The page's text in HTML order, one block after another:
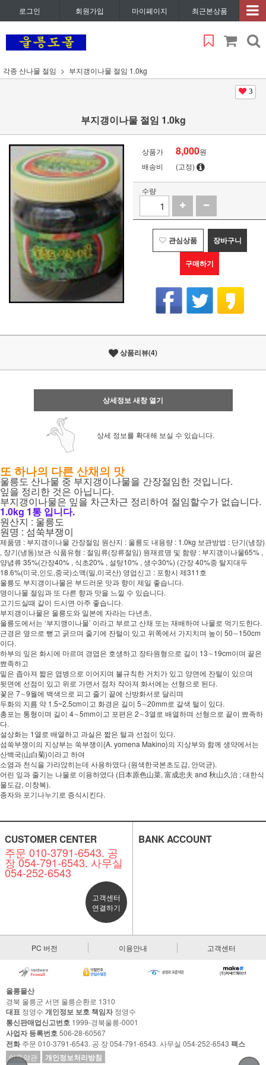
로그인 회원가입 마이페이지 최근본상품
각종 산나물 절임 부지갱이나물 절임 1.0kg
3
부지갱이나물 절임 1.0kg
상품가 8,000원
배송비
(고정)
수량
관심상품 장바구니
구매하기
상품리뷰(4)
상세정보 새창 열기
상세 정보를 확대해 보실 수 있습니다.
또 하나의 다른 산채의 맛
울릉도 산나물 중 부지갱이나물을 간장절임한 것입니다.
잎을 정리한 것은 아닙니다.
부지갱이나물은 잎을 차근차근 정리하여 절임할수가 없습니다.
1.0kg 1통 입니다.
원산지 : 울릉도
원명 : 섬쑥부쟁이
제품명 : 부지갱이나물 간장절임 원산지 : 울릉도 내용량 : 1.0kg 보관방법 : 단기(냉장)
, 장기(냉동)보관 식품유형 : 절임류(장류절임) 원재료명 및 함량 : 부지갱이나물65% ,
양념류 35%(간장40% , 식초20% , 설탕10% , 생수30%) (간장 40%중 탈지대두
18.6%(미국,인도,중국)소맥(밀,미국산) 영업신고 : 포항시 제311호
울릉도 부지갱이나물은 부드러운 맛과 향이 제일 좋습니다.
명이나물 절임과 또 다른 향과 맛을 느낄 수 있습니다.
고기드실때 같이 드시면 아주 좋습니다.
부지갱이나물은 울릉도와 일본에 자라는 다년초,
울릉도에서는 ‘부지깽이나물’ 이라고 부르고 산채 또는 재배하여 나물로 먹기도한다.
근경은 옆으로 뻗고 굵으며 줄기에 잔털이 있고 위쪽에서 가지치며 높이 50∼150cm
이다.
하부의 잎은 화시에 마르며 경엽은 호생하고 장타원형으로 길이 13∼19cm이며 끝은
뾰족하고
밑은 좁아져 짧은 엽병으로 이어지며 불규칙한 거치가 있고 양면에 잔털이 있으며
뒷면에 선점이 있고 위로 가면서 점차 작아져 화서에는 선형으로 된다.
꽃은 7∼9월에 백색으로 피고 줄기 끝에 산방화서로 달리며
두화의 지름 약 1.5~2.5cm이고 화경은 길이 5∼20mm로 갈색 털이 있다.
총포는 통형이며 길이 4∼5mm이고 포편은 2∼3열로 배열하며 선형으로 끝이 뾰족하
다.
설상화는 1열로 배열하고 과실은 짧은 털과 선점이 있다.
섬쑥부쟁이의 지상부는 쑥부쟁이{A. yomena Makino}의 지상부와 함께 생약에서는
산백국(山白菊)이라고 하여
소염과 천식을 가라앉히는데 사용하였다 (원색한국본초도감, 안덕균).
어린 잎과 줄기는 나물로 이용하였다 (日本原色山菜, 富成忠夫 and 秋山久治 ; 대한식
물도감, 이창복).
종자와 포기나누기로 증식시킨다.
CUSTOMER CENTER
주문 010-3791-6543. 공
장 054-791-6543. 사무실
054-252-6543
고객센터
연결하기
BANK ACCOUNT
PC 버전 이용안내 고객센터
울릉물산
경북 울릉군 서면 울릉순환로 1310
대표 정영수 개인정보 보호 책임자정영수
통신판매업신고번호 1999-경북울릉-0001
사업자 등록번호506-28-60567
전화주문 010-3791-6543. 공 장 054-791-6543. 사무실 054-252-6543 팩스
이용약관 개인정보처리방침